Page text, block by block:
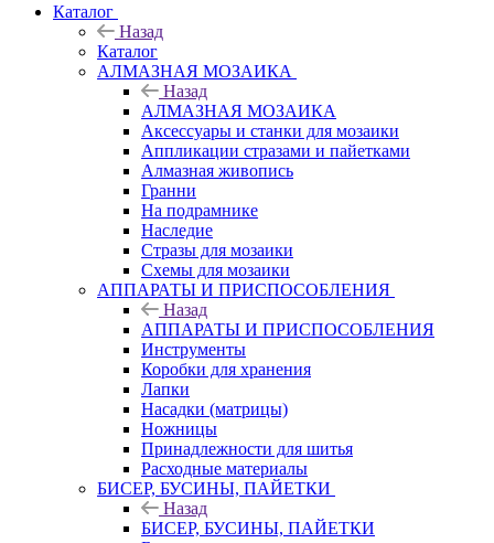
Каталог
Назад
Каталог
АЛМАЗНАЯ МОЗАИКА
Назад
АЛМАЗНАЯ МОЗАИКА
Аксессуары и станки для мозаики
Аппликации стразами и пайетками
Алмазная живопись
Гранни
На подрамнике
Наследие
Стразы для мозаики
Схемы для мозаики
АППАРАТЫ И ПРИСПОСОБЛЕНИЯ
Назад
АППАРАТЫ И ПРИСПОСОБЛЕНИЯ
Инструменты
Коробки для хранения
Лапки
Насадки (матрицы)
Ножницы
Принадлежности для шитья
Расходные материалы
БИСЕР, БУСИНЫ, ПАЙЕТКИ
Назад
БИСЕР, БУСИНЫ, ПАЙЕТКИ